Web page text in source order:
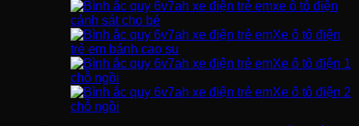
xe ô tô điện
cảnh sát cho bé
Xe ô tô điện
trẻ em bánh cao su
Xe ô tô điện 1
chỗ ngồi
Xe ô tô điện 2
chỗ ngồi